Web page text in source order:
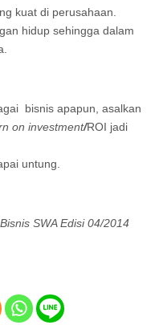
kuat di perusahaan.
hidup sehingga dalam
bisnis apapun, asalkan
on investment/ROI jadi
untung.
SWA Edisi 04/2014